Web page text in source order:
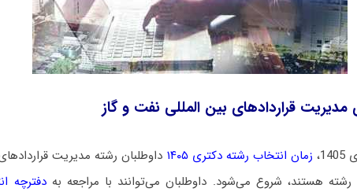
قراردادهای بین المللی نفت و گاز
زمان انتخاب رشته دکتری ۱۴۰۵
داوطلبان رشته مدیریت
رشته هستند، شروع می‌شود. داوطلبان می‌توانند با مراجعه بهدفترچه